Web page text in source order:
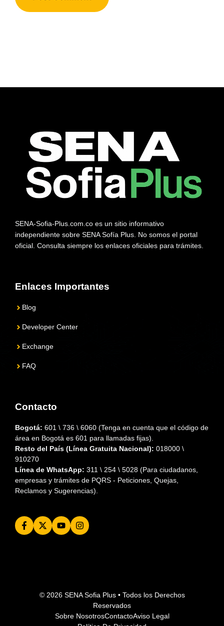
SENA-Sofia-Plus.com.co es un sitio informativo
independiente sobre SENA Sofía Plus. No somos el portal
oficial. Consulta siempre los enlaces oficiales para trámites.
Enlaces Importantes
Blog
Developer Center
Exchange
FAQ
Contacto
Bogotá: 601 \ 736 \ 6060 (Tenga en cuenta que el código de
área en Bogotá es 601 para llamadas fijas).
Resto del País (Línea Gratuita Nacional): 018000 \
910270
Línea de WhatsApp: 311 \ 254 \ 5028 (Para ciudadanos,
empresas y trámites de PQRS - Peticiones, Quejas,
Reclamos y Sugerencias).
© 2026 SENA Sofia Plus• Todos los Derechos
Reservados
Sobre NosotrosContactoAviso Legal